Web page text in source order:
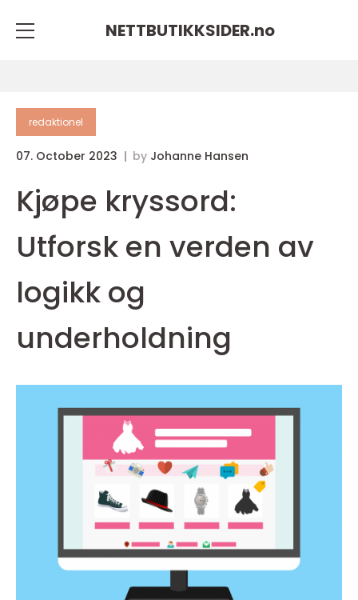
NETTBUTIKKSIDER.no
redaktionel
07. October 2023 by Johanne Hansen
Kjøpe kryssord:
Utforsk en verden av
logikk og
underholdning